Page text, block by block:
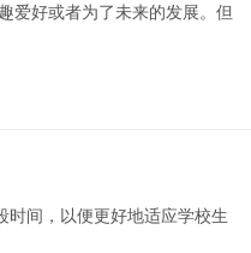
爱好或者为了未来的发展。但
时间，以便更好地适应学校生